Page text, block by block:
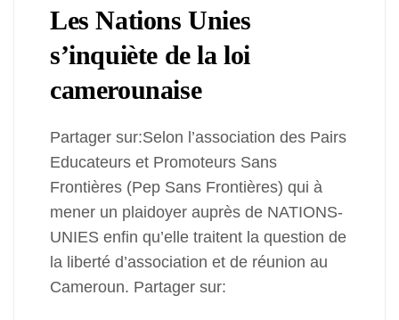
Les Nations Unies
s’inquiète de la loi
camerounaise
Partager sur:Selon l’association des Pairs
Educateurs et Promoteurs Sans
Frontières (Pep Sans Frontières) qui à
mener un plaidoyer auprès de NATIONS-
UNIES enfin qu’elle traitent la question de
la liberté d’association et de réunion au
Cameroun. Partager sur: